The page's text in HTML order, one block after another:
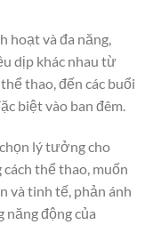
hoạt và đa năng,
dịp khác nhau từ
thao, đến các buổi
biệt vào ban đêm.
lý tưởng cho
thể thao, muốn
và tinh tế, phản ánh
năng động của